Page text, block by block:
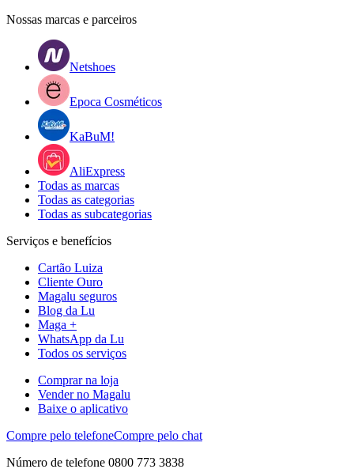
Nossas marcas e parceiros
Netshoes
Epoca Cosméticos
KaBuM!
AliExpress
Todas as marcas
Todas as categorias
Todas as subcategorias
Serviços e benefícios
Cartão Luiza
Cliente Ouro
Magalu seguros
Blog da Lu
Maga +
WhatsApp da Lu
Todos os serviços
Comprar na loja
Vender no Magalu
Baixe o aplicativo
Compre pelo telefoneCompre pelo chat
Número de telefone 0800 773 3838